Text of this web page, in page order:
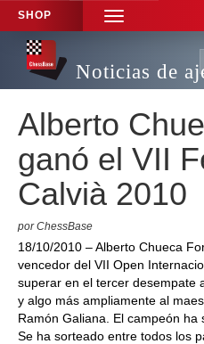
SHOP
TOGGLE
NAVIGATION
Noticias de
Alberto
ganó el VII
Calvià 2010
por ChessBase
18/10/2010 – Alberto Chueca
vencedor del VII Open
superar en el tercer desempate
y algo más ampliamente al
Ramón Galiana. El campeón ha
Se ha sorteado entre todos los